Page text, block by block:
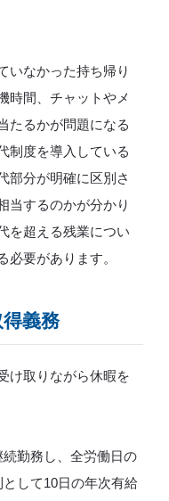
いなかった持ち帰り
時間、チャットやメ
たるかが問題になる
制度を導入している
部分が明確に区別さ
当するのかが分かり
を超える残業につい
必要があります。
義務
け取りながら休暇を
勤務し、全労働日の
して10日の年次有給